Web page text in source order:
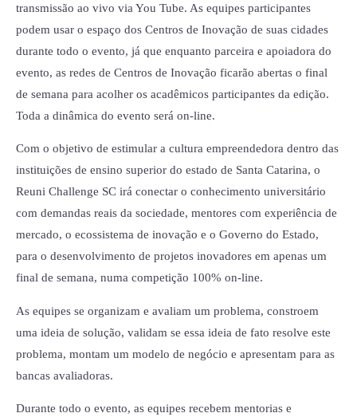
transmissão ao vivo via You Tube. As equipes participantes
podem usar o espaço dos Centros de Inovação de suas cidades
durante todo o evento, já que enquanto parceira e apoiadora do
evento, as redes de Centros de Inovação ficarão abertas o final
de semana para acolher os acadêmicos participantes da edição.
Toda a dinâmica do evento será on-line.
Com o objetivo de estimular a cultura empreendedora dentro das
instituições de ensino superior do estado de Santa Catarina, o
Reuni Challenge SC irá conectar o conhecimento universitário
com demandas reais da sociedade, mentores com experiência de
mercado, o ecossistema de inovação e o Governo do Estado,
para o desenvolvimento de projetos inovadores em apenas um
final de semana, numa competição 100% on-line.
As equipes se organizam e avaliam um problema, constroem
uma ideia de solução, validam se essa ideia de fato resolve este
problema, montam um modelo de negócio e apresentam para as
bancas avaliadoras.
Durante todo o evento, as equipes recebem mentorias e